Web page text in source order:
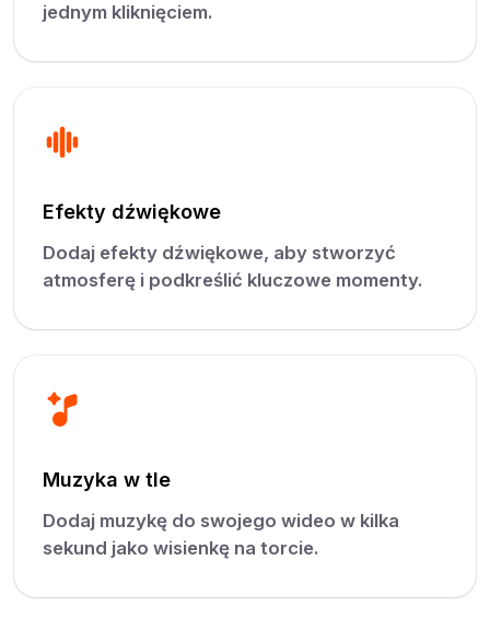
jednym kliknięciem.
Efekty dźwiękowe
Dodaj efekty dźwiękowe, aby stworzyć
atmosferę i podkreślić kluczowe momenty.
Muzyka w tle
Dodaj muzykę do swojego wideo w kilka
sekund jako wisienkę na torcie.